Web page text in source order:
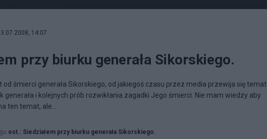
3.07.2008, 14:07
przy biurku generała Sikorskiego.
od śmierci generała Sikorskiego, od jakiegoś czasu przez media przewija się temat
generała i kolejnych prób rozwikłania zagadki Jego śmierci. Nie mam wiedzy aby
ten temat, ale...
ost.: Siedziałem przy biurku generała Sikorskiego.